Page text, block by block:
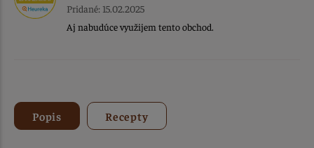
Pridané: 15.02.2025
Aj nabudúce využijem tento obchod.
Popis Recepty